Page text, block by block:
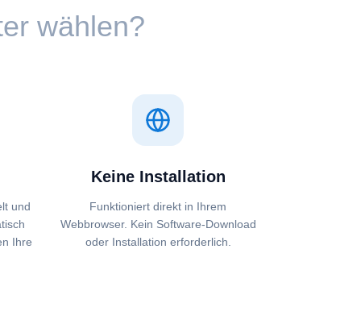
wählen?
und
Ihre
Keine Installation
Funktioniert direkt in Ihrem
Webbrowser. Kein Software-Download
oder Installation erforderlich.